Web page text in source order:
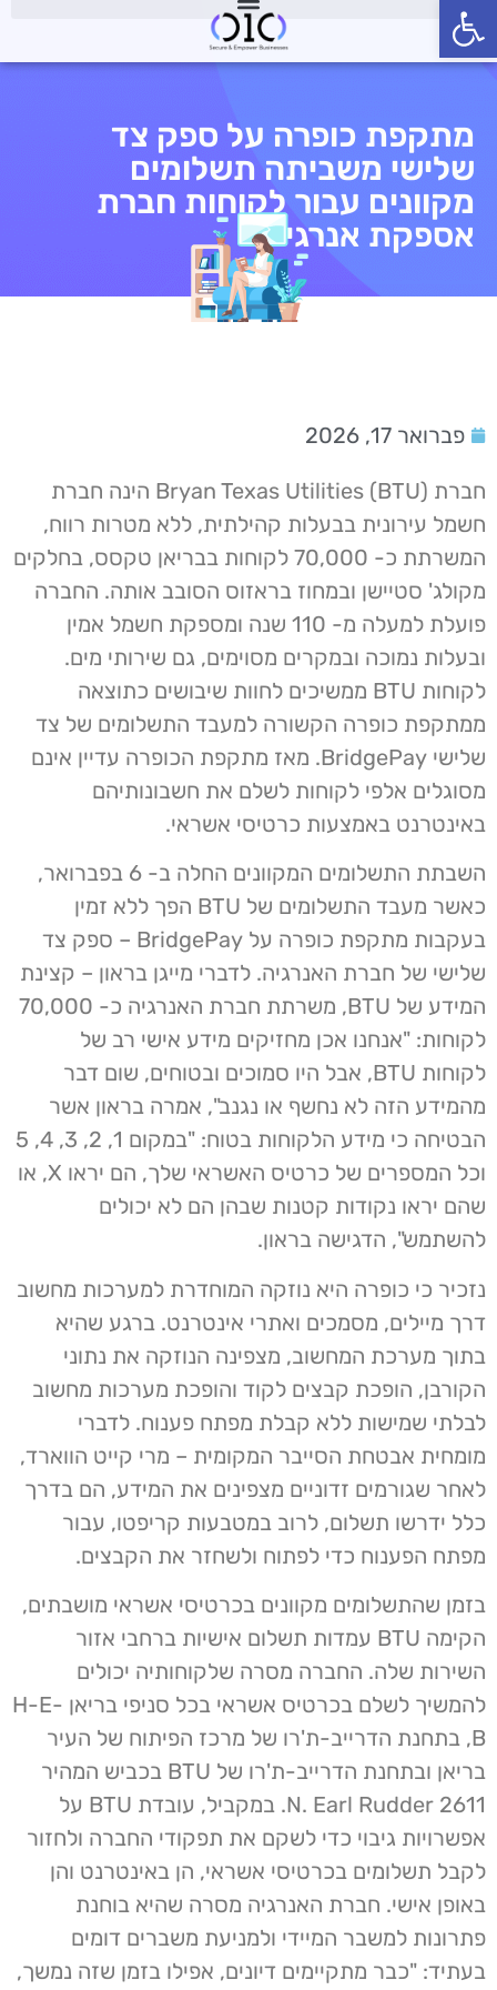
פתח סרגל נגישות
מתקפת כופרה על ספק צד
שלישי משביתה תשלומים
מקוונים עבור לקוחות חברת
אספקת אנרגיה
פברואר 17, 2026
חברת Bryan Texas Utilities (BTU) הינה חברת
חשמל עירונית בבעלות קהילתית, ללא מטרות רווח,
המשרתת כ- 70,000 לקוחות בבריאן טקסס, בחלקים
מקולג' סטיישן ובמחוז בראזוס הסובב אותה. החברה
פועלת למעלה מ- 110 שנה ומספקת חשמל אמין
ובעלות נמוכה ובמקרים מסוימים, גם שירותי מים.
לקוחות BTU ממשיכים לחוות שיבושים כתוצאה
ממתקפת כופרה הקשורה למעבד התשלומים של צד
שלישי BridgePay. מאז מתקפת הכופרה עדיין אינם
מסוגלים אלפי לקוחות לשלם את חשבונותיהם
באינטרנט באמצעות כרטיסי אשראי.
השבתת התשלומים המקוונים החלה ב- 6 בפברואר,
כאשר מעבד התשלומים של BTU הפך ללא זמין
בעקבות מתקפת כופרה על BridgePay – ספק צד
שלישי של חברת האנרגיה. לדברי מייגן בראון – קצינת
המידע של BTU, משרתת חברת האנרגיה כ- 70,000
לקוחות: "אנחנו אכן מחזיקים מידע אישי רב של
לקוחות BTU, אבל היו סמוכים ובטוחים, שום דבר
מהמידע הזה לא נחשף או נגנב", אמרה בראון אשר
הבטיחה כי מידע הלקוחות בטוח: "במקום 1, 2, 3, 4, 5
וכל המספרים של כרטיס האשראי שלך, הם יראו X, או
שהם יראו נקודות קטנות שבהן הם לא יכולים
להשתמש", הדגישה בראון.
נזכיר כי כופרה היא נוזקה המוחדרת למערכות מחשוב
דרך מיילים, מסמכים ואתרי אינטרנט. ברגע שהיא
בתוך מערכת המחשוב, מצפינה הנוזקה את נתוני
הקורבן, הופכת קבצים לקוד והופכת מערכות מחשוב
לבלתי שמישות ללא קבלת מפתח פענוח. לדברי
מומחית אבטחת הסייבר המקומית – מרי קייט הווארד,
לאחר שגורמים זדוניים מצפינים את המידע, הם בדרך
כלל ידרשו תשלום, לרוב במטבעות קריפטו, עבור
מפתח הפענוח כדי לפתוח ולשחזר את הקבצים.
בזמן שהתשלומים מקוונים בכרטיסי אשראי מושבתים,
הקימה BTU עמדות תשלום אישיות ברחבי אזור
השירות שלה. החברה מסרה שלקוחותיה יכולים
להמשיך לשלם בכרטיס אשראי בכל סניפי בריאן H-E-
B, בתחנת הדרייב-ת'רו של מרכז הפיתוח של העיר
בריאן ובתחנת הדרייב-ת'רו של BTU בכביש המהיר
2611 N. Earl Rudder. במקביל, עובדת BTU על
אפשרויות גיבוי כדי לשקם את תפקודי החברה ולחזור
לקבל תשלומים בכרטיסי אשראי, הן באינטרנט והן
באופן אישי. חברת האנרגיה מסרה שהיא בוחנת
פתרונות למשבר המיידי ולמניעת משברים דומים
בעתיד: "כבר מתקיימים דיונים, אפילו בזמן שזה נמשך,